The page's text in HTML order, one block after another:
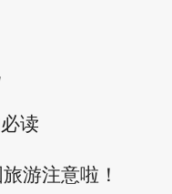
读
游注意啦！